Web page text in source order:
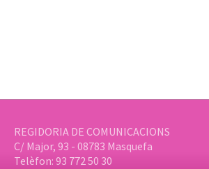
REGIDORIA DE COMUNICACIONS
C/ Major, 93 - 08783 Masquefa
Telèfon: 93 772 50 30